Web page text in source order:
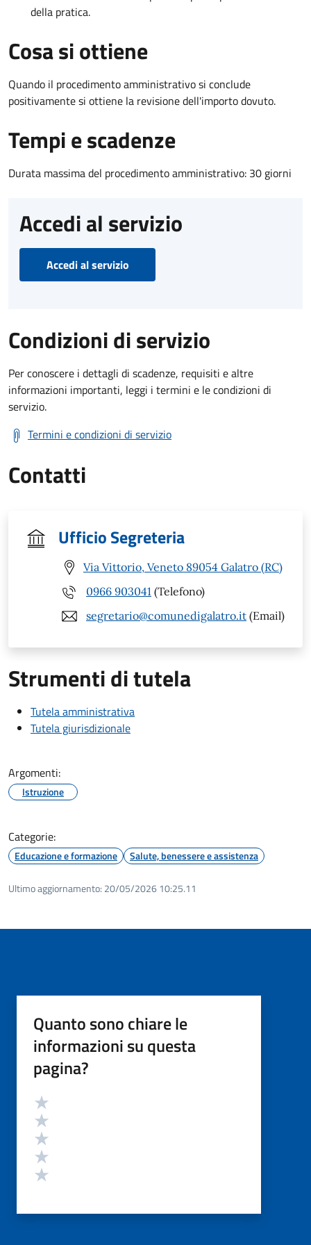
della pratica.
Cosa si ottiene
Quando il procedimento amministrativo si conclude
positivamente si ottiene la revisione dell'importo dovuto.
Tempi e scadenze
Durata massima del procedimento amministrativo: 30 giorni
Accedi al servizio
Accedi al servizio
Condizioni di servizio
Per conoscere i dettagli di scadenze, requisiti e altre
informazioni importanti, leggi i termini e le condizioni di
servizio.
Termini e condizioni di servizio
Contatti
Ufficio Segreteria
Via Vittorio, Veneto 89054 Galatro (RC)
0966 903041 (Telefono)
segretario@comunedigalatro.it (Email)
Strumenti di tutela
Tutela amministrativa
Tutela giurisdizionale
Argomenti:
Istruzione
Categorie:
Educazione e formazione Salute, benessere e assistenza
Ultimo aggiornamento: 20/05/2026 10:25.11
Quanto sono chiare le
informazioni su questa
pagina?
Valutazione